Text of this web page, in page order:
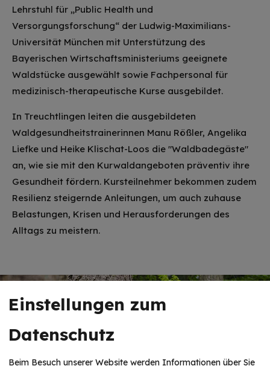
Lehrstuhl für „Public Health und
Versorgungsforschung“ der Ludwig-Maximilians-
Universität München mit Unterstützung des
Bayerischen Wirtschaftsministeriums geeignete
Waldstücke ausgewählt sowie Fachpersonal für
medizinisch-therapeutische Kurse ausgebildet.
In Treuchtlingen leiten die ausgebildeten
Waldgesundheitstrainerinnen Manu Rößler, Angelika
Liefke und Heike Klischat-Loos die "Waldbadegäste"
an, wie sie mit den Kurwaldangeboten präventiv ihre
Gesundheit fördern. Kursteilnehmer bekommen zudem
Resilienz steigernde Anleitungen, um auch zuhause
Belastungen, Krisen und Heraus­forderungen des
Alltags zu meistern.
Einstellungen zum
Datenschutz
Beim Besuch unserer Website werden Informationen über Sie